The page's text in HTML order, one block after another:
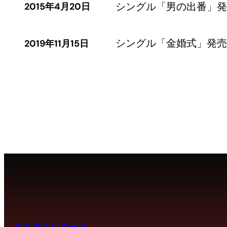
2015年4月20日 シングル「男の出番」
2019年11月15日 シングル「金婚式」発売